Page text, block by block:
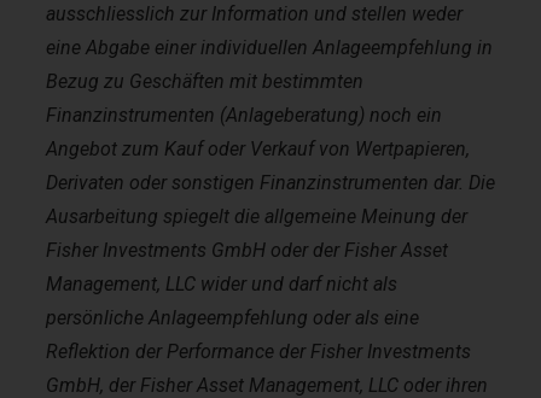
ausschliesslich zur Information und stellen weder
eine Abgabe einer individuellen Anlageempfehlung in
Bezug zu Geschäften mit bestimmten
Finanzinstrumenten (Anlageberatung) noch ein
Angebot zum Kauf oder Verkauf von Wertpapieren,
Derivaten oder sonstigen Finanzinstrumenten dar. Die
Ausarbeitung spiegelt die allgemeine Meinung der
Fisher Investments GmbH oder der Fisher Asset
Management, LLC wider und darf nicht als
persönliche Anlageempfehlung oder als eine
Reflektion der Performance der Fisher Investments
GmbH, der Fisher Asset Management, LLC oder ihren